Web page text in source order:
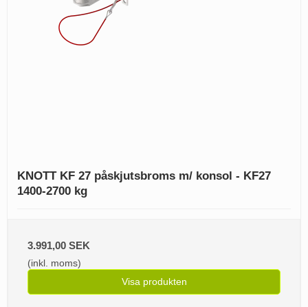
KNOTT KF 27 påskjutsbroms m/ konsol - KF27
1400-2700 kg
3.991,00 SEK
(inkl. moms)
Visa produkten